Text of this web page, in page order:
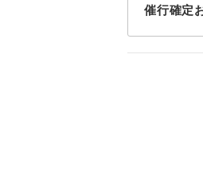
催行確定